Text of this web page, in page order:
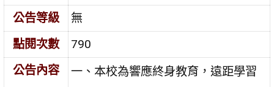
公告等級
無
點閱次數
790
公告內容
一、本校為響應終身教育，遠距學習